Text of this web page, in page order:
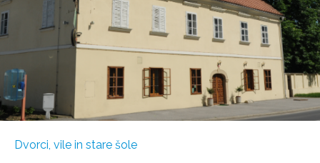
Dvorci, vile in stare šole